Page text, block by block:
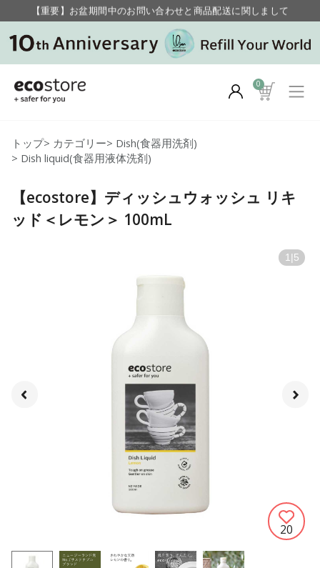
【重要】お盆期間中のお問い合わせと商品配送に関しまして
毎月お得にポイントが貯まる！ “月のポイントアップデー”
0
トップ> カテゴリー> Dish(食器用洗剤)
> Dish liquid(食器用液体洗剤)
【ecostore】ディッシュウォッシュ リキ
ッド＜レモン＞ 100mL
1 | 5
20